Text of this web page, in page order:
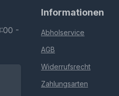
-
Informationen
Abholservice
AGB
Widerrufsrecht
Zahlungsarten